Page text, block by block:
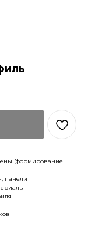
(формирование
панели